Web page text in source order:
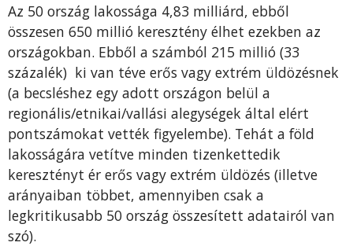
Az 50 ország lakossága 4,83 milliárd, ebből
összesen 650 millió keresztény élhet ezekben az
országokban. Ebből a számból 215 millió (33
százalék) ki van téve erős vagy extrém üldözésnek
(a becsléshez egy adott országon belül a
regionális/etnikai/vallási alegységek által elért
pontszámokat vették figyelembe). Tehát a föld
lakosságára vetítve minden tizenkettedik
keresztényt ér erős vagy extrém üldözés (illetve
arányaiban többet, amennyiben csak a
legkritikusabb 50 ország összesített adatairól van
szó).